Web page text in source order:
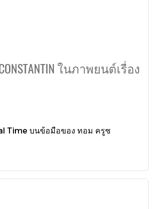
CONSTANTIN ในภาพยนต์เรื่อง
Time บนข้อมือของ ทอม ครูซ